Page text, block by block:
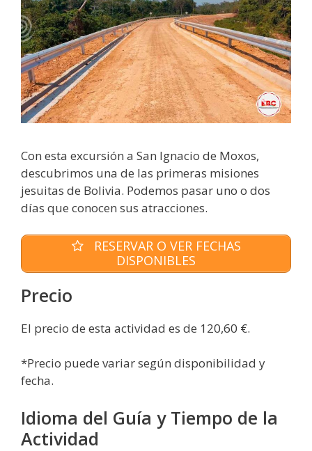
Con esta excursión a San Ignacio de Moxos,
descubrimos una de las primeras misiones
jesuitas de Bolivia. Podemos pasar uno o dos
días que conocen sus atracciones.
RESERVAR O VER FECHAS
DISPONIBLES
Precio
El precio de esta actividad es de 120,60 €.
*Precio puede variar según disponibilidad y
fecha.
Idioma del Guía y Tiempo de la
Actividad